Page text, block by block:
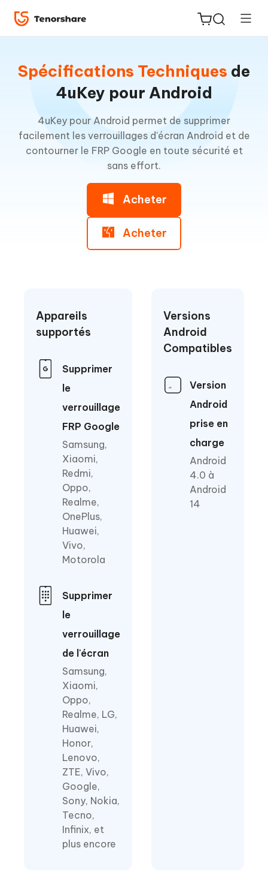
ReiBoot
for iOS
New
Spécifications Techniques de
4uKey pour Android
4uKey pour Android permet de supprimer
facilement les verrouillages d'écran Android et de
contourner le FRP Google en toute sécurité et
sans effort.
Acheter
Acheter
Appareils
supportés
Supprimer
le
verrouillage
FRP Google
Samsung,
Xiaomi,
Redmi,
Oppo,
Realme,
OnePlus,
Huawei,
Vivo,
Motorola
Supprimer
le
verrouillage
de l'écran
Samsung,
Xiaomi,
Oppo,
Realme, LG,
Huawei,
Honor,
Lenovo,
ZTE, Vivo,
Google,
Sony, Nokia,
Tecno,
Infinix, et
plus encore
Versions
Android
Compatibles
Version
Android
prise en
charge
Android
4.0 à
Android
14